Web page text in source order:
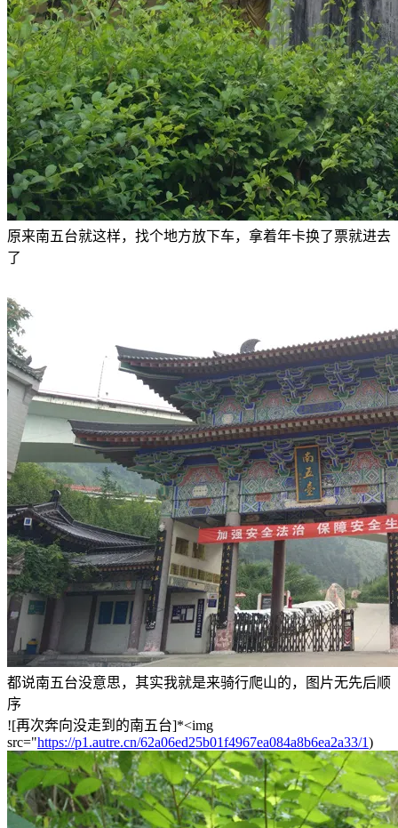
原来南五台就这样，找个地方放下车，拿着年卡换了票就进去
了
都说南五台没意思，其实我就是来骑行爬山的，图片无先后顺
序
![再次奔向没走到的南五台]*<img
src="https://p1.autre.cn/62a06ed25b01f4967ea084a8b6ea2a33/1)